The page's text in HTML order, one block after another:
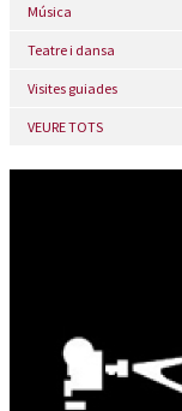
Música
Teatre i dansa
Visites guiades
VEURE TOTS